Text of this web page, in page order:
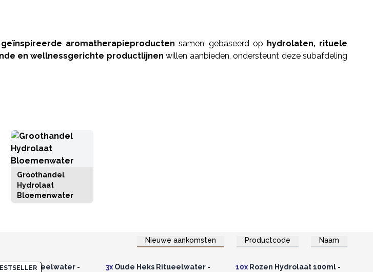
aromatherapieproducten samen, gebaseerd op hydrolaten, rituele
en wellnessgerichte productlijnen willen aanbieden, ondersteunt deze subafdeling
Groothandel
Hydrolaat
Bloemenwater
Nieuwe aankomsten Productcode Naam
Heks Ritueelwater -
Log in of registreer u voor
groothandelsprijzen.
3xOude Heks Ritueelwater -
Log in of registreer u voor
groothandelsprijzen.
10x Rozen Hydrolaat 100ml -